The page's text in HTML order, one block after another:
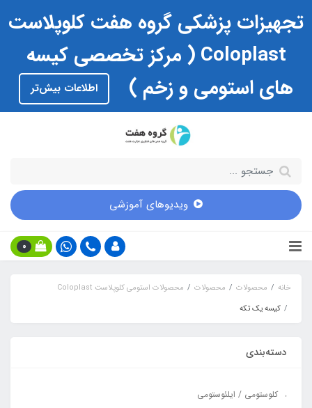
تجهیزات پزشکی گروه هفت کلوپلاست
Coloplast ( مرکز تخصصی کیسه
های استومی و زخم )
اطلاعات بیش‌تر
ویدیوهای آموزشی
0
خانه محصولات محصولات
محصولات استومی کلوپلاست Coloplast
کیسه یک تکه
دسته‌بندی
کلوستومی / ایلئوستومی